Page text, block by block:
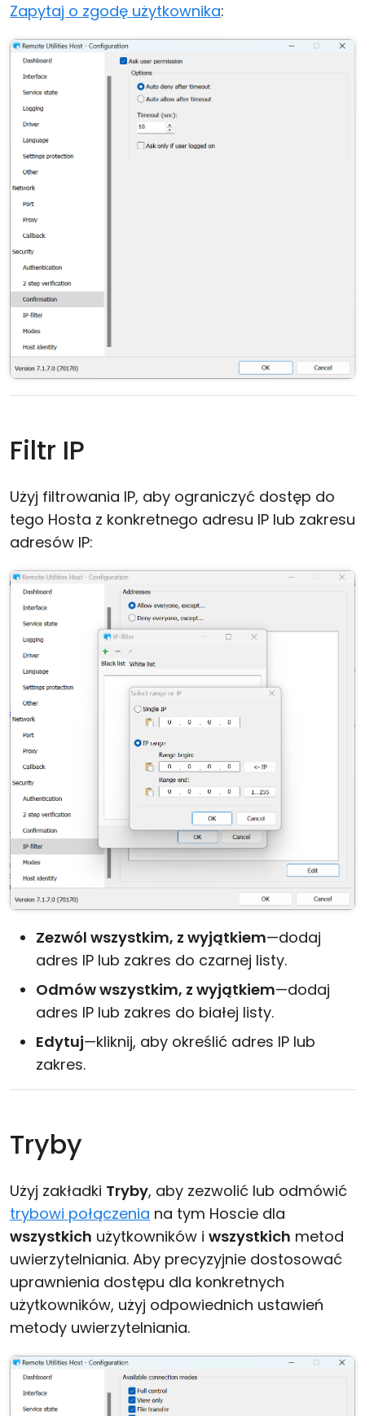
Zapytaj o zgodę użytkownika:
Filtr IP
Użyj filtrowania IP, aby ograniczyć dostęp do
tego Hosta z konkretnego adresu IP lub zakresu
adresów IP:
Zezwól wszystkim, z wyjątkiem—dodaj
adres IP lub zakres do czarnej listy.
Odmów wszystkim, z wyjątkiem—dodaj
adres IP lub zakres do białej listy.
Edytuj—kliknij, aby określić adres IP lub
zakres.
Tryby
Użyj zakładki Tryby, aby zezwolić lub odmówić
trybowi połączenia na tym Hoscie dla
wszystkich użytkowników i wszystkich metod
uwierzytelniania. Aby precyzyjnie dostosować
uprawnienia dostępu dla konkretnych
użytkowników, użyj odpowiednich ustawień
metody uwierzytelniania.